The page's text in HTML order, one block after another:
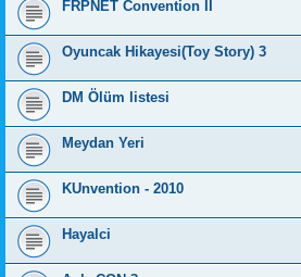
FRPNET Convention II
Oyuncak Hikayesi(Toy Story) 3
DM Ölüm listesi
Meydan Yeri
KUnvention - 2010
Hayalci